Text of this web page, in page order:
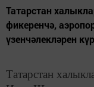
Татарстан
фикеренчә,
үзенчәлекләрен
Татарстан